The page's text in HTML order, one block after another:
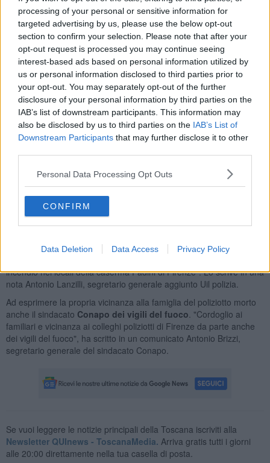
processing of your personal or sensitive information for
targeted advertising by us, please use the below opt-out
section to confirm your selection. Please note that after your
opt-out request is processed you may continue seeing
interest-based ads based on personal information utilized by
us or personal information disclosed to third parties prior to
your opt-out. You may separately opt-out of the further
disclosure of your personal information by third parties on the
IAB’s list of downstream participants. This information may
also be disclosed by us to third parties on the IAB’s List of
Downstream Participants that may further disclose it to other
Personal Data Processing Opt Outs
CONFIRM
Data Deletion Data Access Privacy Policy
quando è partita una fiamma o c'è stata un'esplosione. Secondo
quanto emerso in quell'ala della caserma Politi era solo al momento
dello scoppio e nessuno è potuto intervenire in suo soccorso e
sarebbe rimasto subito gravemente ferito, poi le fiamme lo
avrebbero intrappolato.
Polizia e vigili del fuocohanno fatto accertamenti per stabilire se
prima ci siano state le fiamme e solo dopo le piccole esplosioni, o
se prima sia esploso qualcosa e il fuoco ne sia stata la
conseguenza.
Negli uffici andati in cenere non sembra che fossero custoditi
materiali esplodenti importanti, ma solo candelotti segnalatori, tipo i
L'Arcivescovo di Firenze, cardinaleGiuseppe Betori
"esprime
cordoglio e vicinanza alla famiglia e al corpo della Polizia di Stato, e
assicura la preghiera per l'artificiere che ha perso la vita
nell'incendio della caserma Fadini.
Anche i sindacati di polizia hanno espresso il loro cordoglio: "A
condoglianze alla famiglia del collega Giovanni Politi, artificiere
incendio nei locali della caserma Fadini di Firenze". Lo scrive in una
nota Antonio Lanzilli, segretario generale aggiunto Uil polizia.
Ad esprimere la propria vicinanza alla famiglia del poliziotto morto
anche il sindacato Conapo dei vigili del fuoco . "Cordoglio ai
familiari e vicinanza ai colleghi poliziotti di Firenze da parte anche
dei vigili del fuoco", ha scritto in un comunicato Antonio Brizzi,
segretario generale del sindacato Conapo.
Se vuoi leggere le notizie principali della Toscana iscriviti alla
Newsletter QUInews - ToscanaMedia. Arriva gratis tutti i giorni
alle 20:00 direttamente nella tua casella di posta.